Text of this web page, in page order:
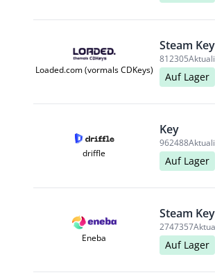
Loaded.com (vormals CDKeys)
Steam Key
812305
Auf Lager
driffle
Key
962488
Auf Lager
Eneba
Steam Key
2747357
Auf Lager